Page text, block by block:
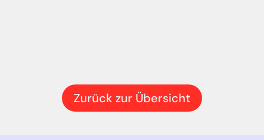
Zurück zur Übersicht